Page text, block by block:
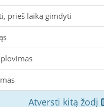
prieš laiką gimdyti
Atversti kitą žodį